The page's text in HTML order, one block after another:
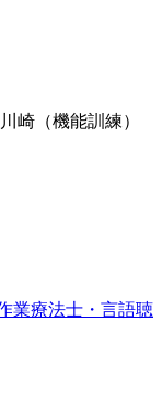
崎（機能訓練）
業療法士・言語聴